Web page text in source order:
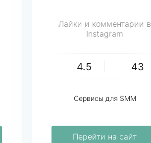
Лайки и комментарии в
Instagram
4.5 43
Сервисы для SMM
Перейти на сайт